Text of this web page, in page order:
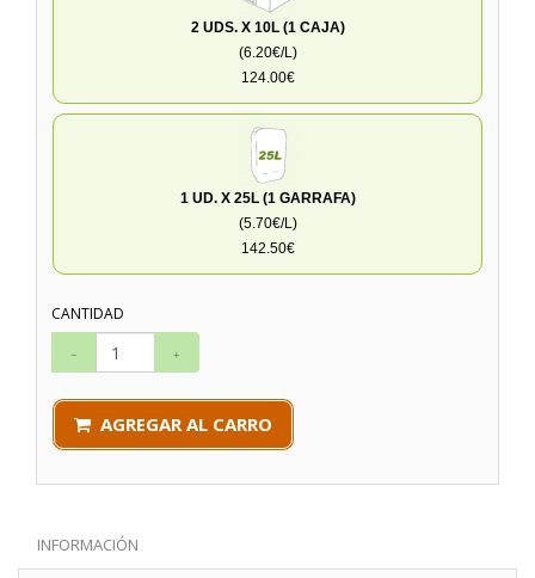
2 UDS. X 10L (1 CAJA)
(6.20€/L)
124.00€
1 UD. X 25L (1 GARRAFA)
(5.70€/L)
142.50€
CANTIDAD
AGREGAR AL CARRO
INFORMACIÓN